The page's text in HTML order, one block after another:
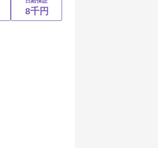
8千円